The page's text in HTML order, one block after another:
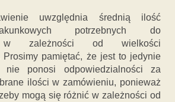
uwzględnia średnią ilość
potrzebnych do
w zależności od wielkości
Prosimy pamiętać, że jest to jedynie
ponosi odpowiedzialności za
ilości w zamówieniu, ponieważ
mogą się różnić w zależności od